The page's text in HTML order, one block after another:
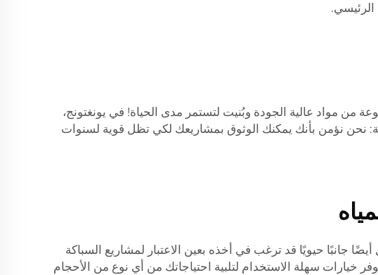
الرئيسي.
من مواد عالية الجودة وبُنيت لتستمر مدى الحياة! في يونغتونج،
نحن نؤمن بأنك يمكنك الوثوق بمشاريعك لكي تظل قوية لسنوات
جانبًا حيويًا قد ترغب في أخذه بعين الاعتبار لمشاريع السباكة
خيارات سهلة الاستخدام لتلبية احتياجاتك من أي نوع من الأحجام